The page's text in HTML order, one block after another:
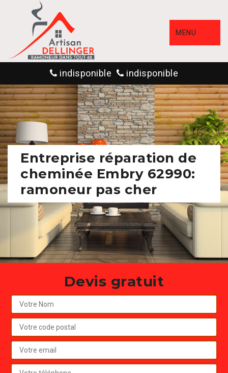
MENU
indisponible indisponible
Entreprise réparation de
cheminée Embry 62990:
ramoneur pas cher
Devis gratuit